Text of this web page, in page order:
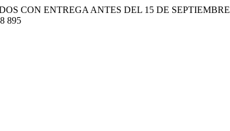
CON ENTREGA ANTES DEL 15 DE SEPTIEMBRE
895